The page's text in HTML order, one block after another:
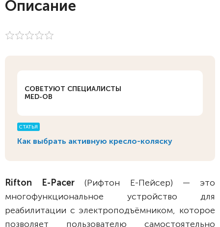
Описание
СОВЕТУЮТ СПЕЦИАЛИСТЫ
MED-OB
СТАТЬЯ
Как выбрать активную кресло-коляску
Rifton E-Pacer (Рифтон Е-Пейсер) — это
многофункциональное устройство для
реабилитации с электроподъёмником, которое
позволяет пользователю самостоятельно